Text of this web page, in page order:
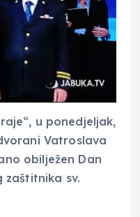
u ponedjeljak,
Vatroslava
obilježen Dan
zaštitnika sv.